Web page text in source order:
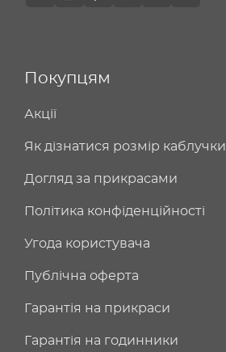
Покупцям
Акції
Як дізнатися розмір каблучки
Догляд за прикрасами
Політика конфіденційності
Угода користувача
Публічна оферта
Гарантія на прикраси
Гарантія на годинники